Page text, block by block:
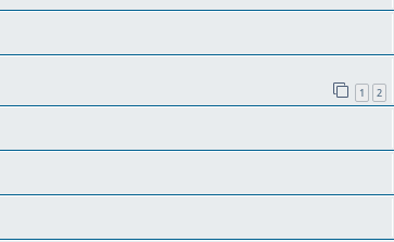
1 2